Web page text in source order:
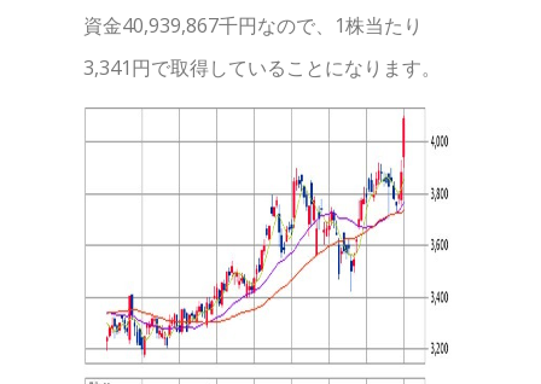
資金40,939,867千円なので、1株当たり
3,341円で取得していることになります。